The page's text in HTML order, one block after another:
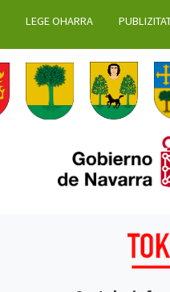
LEGE OHARRA